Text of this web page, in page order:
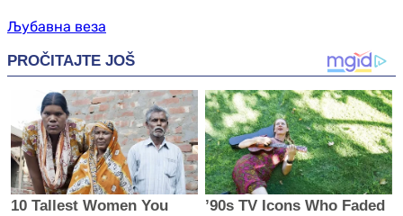
Љубавна веза